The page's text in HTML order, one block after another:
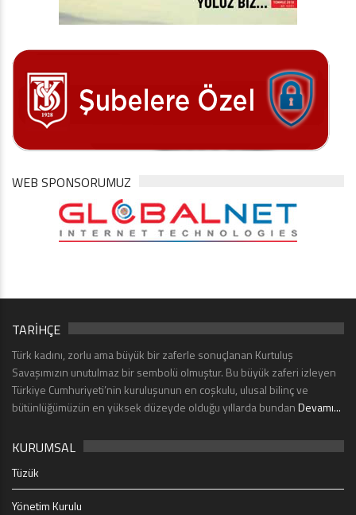
WEB SPONSORUMUZ
TARİHÇE
Türk kadını, zorlu ama büyük bir zaferle sonuçlanan Kurtuluş
Savaşımızın unutulmaz bir sembolü olmuştur. Bu büyük zaferi izleyen
Türkiye Cumhuriyeti’nin kuruluşunun en coşkulu, ulusal bilinç ve
bütünlüğümüzün en yüksek düzeyde olduğu yıllarda bundanDevamı...
KURUMSAL
Tüzük
Yönetim Kurulu